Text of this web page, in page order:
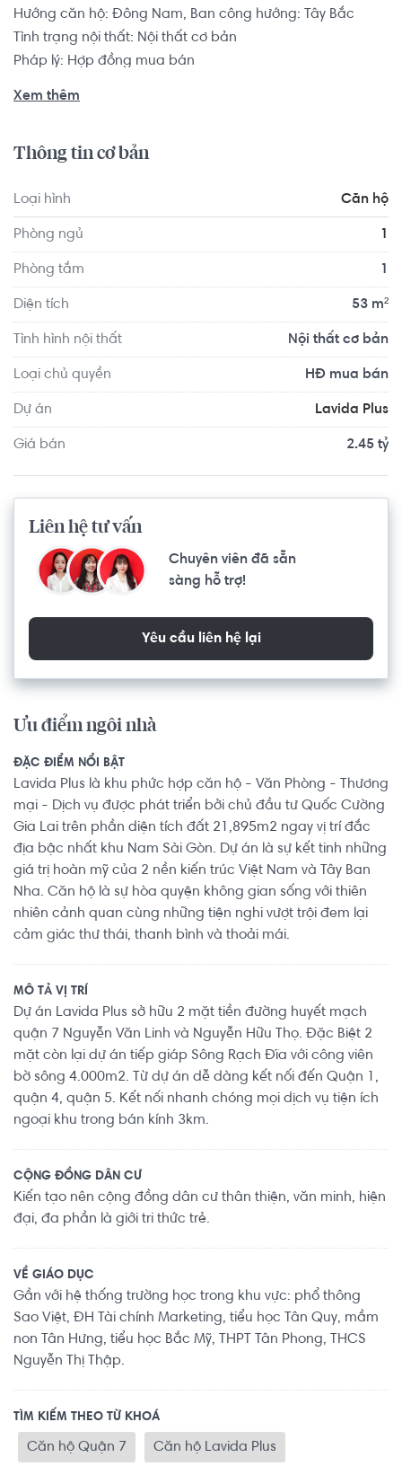
Hướng căn hộ: Đông Nam, Ban công hướng: Tây Bắc
Tình trạng nội thất: Nội thất cơ bản
Pháp lý: Hợp đồng mua bán
mặt còn lại dự án tiếp giáp Sông Rạch Đĩa với công viên
quận 4, quận 5. Kết nối nhanh chóng mọi dịch vụ tiện ích
ngoại khu trong bán kính 3km.
Xem thêm
Thông tin cơ bản
Loại hình Căn hộ
Phòng ngủ 1
Phòng tắm 1
Diện tích 53 m²
Tình hình nội thất Nội thất cơ bản
Loại chủ quyền HĐ mua bán
Dự án Lavida Plus
Giá bán 2.45 tỷ
Liên hệ tư vấn
Chuyên viên đã sẵn
sàng hỗ trợ!
Yêu cầu liên hệ lại
Ưu điểm ngôi nhà
ĐẶC ĐIỂM NỔI BẬT
Lavida Plus là khu phức hợp căn hộ - Văn Phòng - Thương
mại - Dịch vụ được phát triển bởi chủ đầu tư Quốc Cường
Gia Lai trên phần diện tích đất 21,895m2 ngay vị trí đắc
địa bậc nhất khu Nam Sài Gòn. Dự án là sự kết tinh những
giá trị hoàn mỹ của 2 nền kiến trúc Việt Nam và Tây Ban
Nha. Căn hộ là sự hòa quyện không gian sống với thiên
nhiên cảnh quan cùng những tiện nghi vượt trội đem lại
cảm giác thư thái, thanh bình và thoải mái.
MÔ TẢ VỊ TRÍ
Dự án Lavida Plus sở hữu 2 mặt tiền đường huyết mạch
quận 7 Nguyễn Văn Linh và Nguyễn Hữu Thọ. Đặc Biệt 2
mặt còn lại dự án tiếp giáp Sông Rạch Đĩa với công viên
bờ sông 4.000m2. Từ dự án dễ dàng kết nối đến Quận 1,
quận 4, quận 5. Kết nối nhanh chóng mọi dịch vụ tiện ích
ngoại khu trong bán kính 3km.
CỘNG ĐỒNG DÂN CƯ
Kiến tạo nên cộng đồng dân cư thân thiện, văn minh, hiện
đại, đa phần là giới tri thức trẻ.
VỀ GIÁO DỤC
Gần với hệ thống trường học trong khu vực: phổ thông
Sao Việt, ĐH Tài chính Marketing, tiểu học Tân Quy, mầm
non Tân Hưng, tiểu học Bắc Mỹ, THPT Tân Phong, THCS
Nguyễn Thị Thập.
TÌM KIẾM THEO TỪ KHOÁ
Căn hộ Quận 7 Căn hộ Lavida Plus